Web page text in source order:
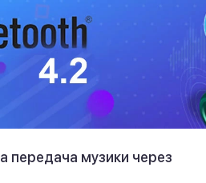
передача музики через